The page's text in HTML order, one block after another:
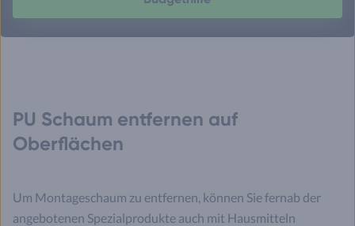
PU Schaum entfernen auf
Oberflächen
Um Montageschaum zu entfernen, können Sie fernab der
angebotenen Spezialprodukte auch mit Hausmitteln